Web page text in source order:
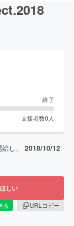
終了
支援者数0 人
し、 2018/10/12
しい
る
URLコピー